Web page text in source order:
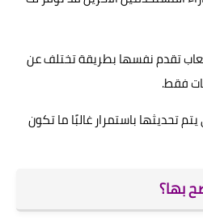
تقدم نفسها بطريقة تختلف عن
فقط.
يتم تحديثها باستمرار غالبًا ما تكون
بها؟